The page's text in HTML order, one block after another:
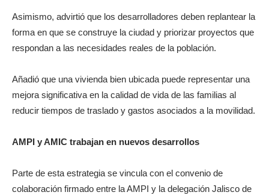
Asimismo, advirtió que los desarrolladores deben replantear la
forma en que se construye la ciudad y priorizar proyectos que
respondan a las necesidades reales de la población.
Añadió que una vivienda bien ubicada puede representar una
mejora significativa en la calidad de vida de las familias al
reducir tiempos de traslado y gastos asociados a la movilidad.
AMPI y AMIC trabajan en nuevos desarrollos
Parte de esta estrategia se vincula con el convenio de
colaboración firmado entre la AMPI y la delegación Jalisco de